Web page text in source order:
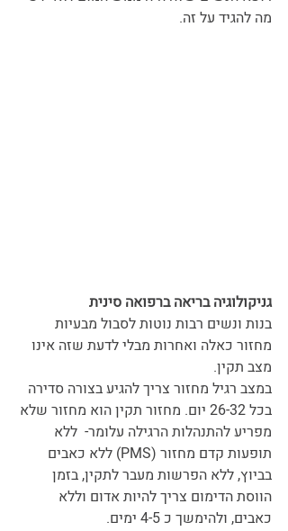
מה להגיד על זה.
גניקולוגיה בריאה ברפואה סינית
בנות ונשים רבות נוטות לסבול מבעיות
מחזור כאלה ואחרות מבלי לדעת שזה אינו
מצב תקין.
במצב רגיל מחזור צריך להגיע בצורה סדירה
בכל 26-32 יום. מחזור תקין הוא מחזור שלא
מפריע להתנהלות הרגילה עלומר-  ללא
תופעות קדם מחזור (PMS) ללא כאבים
בביוץ, ללא הפרשות מעבר לתקין, בזמן
הווסת הדימום צריך להיות אדום וללא
כאבים, ולהימשך כ 4-5 ימים.